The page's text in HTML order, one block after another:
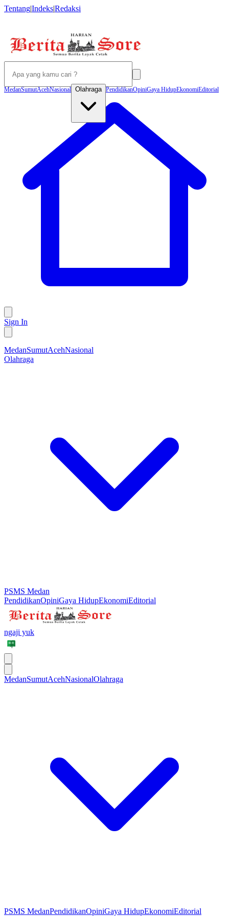
Tentang|Indeks|Redaksi
MedanSumutAcehNasional Olahraga PendidikanOpiniGaya HidupEkonomiEditorial
Sign In
MedanSumutAcehNasional
Olahraga
PSMS Medan
PendidikanOpiniGaya HidupEkonomiEditorial
ngaji yuk
MedanSumutAcehNasionalOlahraga
PSMS MedanPendidikanOpiniGaya HidupEkonomiEditorial